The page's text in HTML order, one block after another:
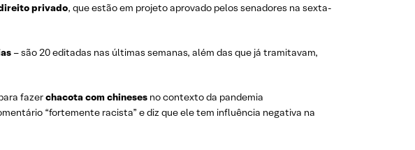
privado, que estão em projeto aprovado pelos senadores na sexta-
– são 20 editadas nas últimas semanas, além das que já tramitavam,
fazerchacota com chineses no contexto da pandemia
“fortemente racista” e diz que ele tem influência negativa na